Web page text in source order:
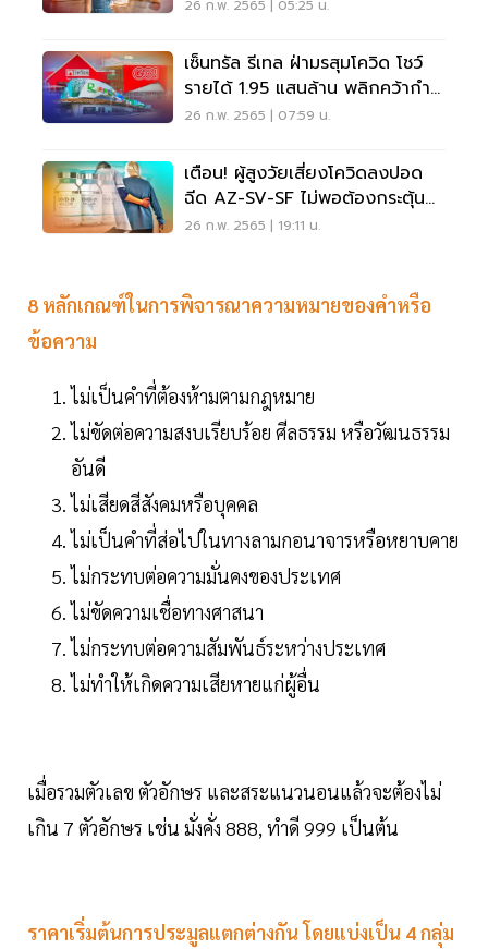
26 ก.พ. 2565 | 05:25 น.
เซ็นทรัล รีเทล ฝ่ามรสุมโควิด โชว์
รายได้ 1.95 แสนล้าน พลิกคว้ากำไร
277 ล้าน
26 ก.พ. 2565 | 07:59 น.
เตือน! ผู้สูงวัยเสี่ยงโควิดลงปอด
ฉีด AZ-SV-SF ไม่พอต้องกระตุ้น
ด้วย MRNA
26 ก.พ. 2565 | 19:11 น.
8 หลักเกณฑ์ในการพิจารณาความหมายของคำหรือ
ข้อความ
ไม่เป็นคำที่ต้องห้ามตามกฎหมาย
ไม่ขัดต่อความสงบเรียบร้อย ศีลธรรม หรือวัฒนธรรม
อันดี
ไม่เสียดสีสังคมหรือบุคคล
ไม่เป็นคำที่ส่อไปในทางลามกอนาจารหรือหยาบคาย
ไม่กระทบต่อความมั่นคงของประเทศ
ไม่ขัดความเชื่อทางศาสนา
ไม่กระทบต่อความสัมพันธ์ระหว่างประเทศ
ไม่ทำให้เกิดความเสียหายแก่ผู้อื่น
เมื่อรวมตัวเลข ตัวอักษร และสระแนวนอนแล้วจะต้องไม่
เกิน 7 ตัวอักษร เช่น มั่งคั่ง 888, ทำดี 999 เป็นต้น
ราคาเริ่มต้นการประมูลแตกต่างกัน โดยแบ่งเป็น 4 กลุ่ม